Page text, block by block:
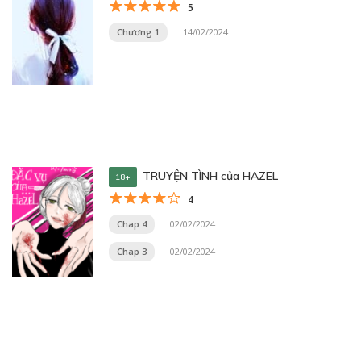
5
Chương 1 14/02/2024
18+ TRUYỆN TÌNH của HAZEL
4
Chap 4 02/02/2024
Chap 3 02/02/2024